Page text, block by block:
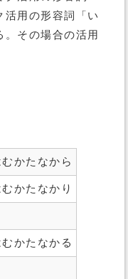
活用の形容詞「い
。その場合の活用
むかたなから
かたなかり
むかたなかる